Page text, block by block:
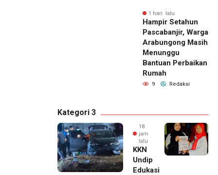
1 hari lalu
Hampir Setahun
Pascabanjir, Warga
Arabungong Masih
Menunggu
Bantuan Perbaikan
Rumah
9 Redaksi
Kategori 3
18
jam
lalu
KKN
Undip
Edukasi